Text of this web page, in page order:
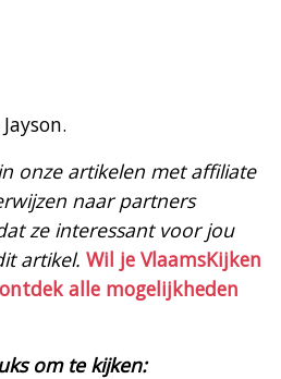
onze artikelen met affiliate
naar partners
ze interessant voor jou
artikel. Wil je VlaamsKijken
alle mogelijkheden
om te kijken: